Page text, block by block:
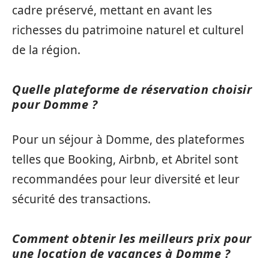
cadre préservé, mettant en avant les
richesses du patrimoine naturel et culturel
de la région.
Quelle plateforme de réservation choisir
pour Domme ?
Pour un séjour à Domme, des plateformes
telles que Booking, Airbnb, et Abritel sont
recommandées pour leur diversité et leur
sécurité des transactions.
Comment obtenir les meilleurs prix pour
une location de vacances à Domme ?